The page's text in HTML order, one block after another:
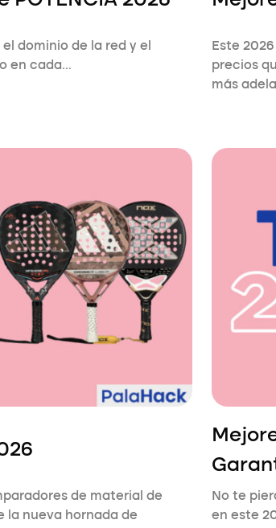
dominio de la red y el
en cada…
Este
precios
más
de material de
la nueva hornada de
No te
en este